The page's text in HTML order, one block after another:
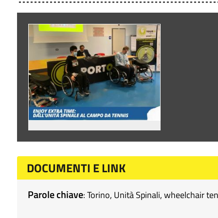
DOCUMENTI E LINK
Parole chiave:Torino, Unità Spinali,wheelchair